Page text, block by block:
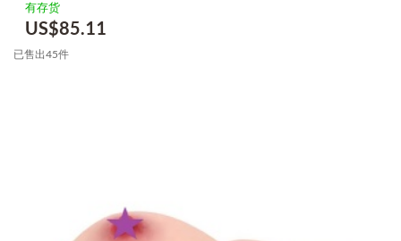
有存货
US$85.11
已售出45件